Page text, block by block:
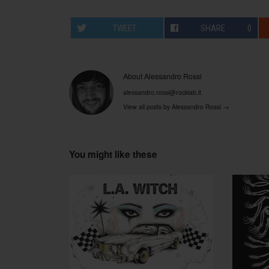
TWEET SHARE 0
About Alessandro Rossi
alessandro.rossi@rocklab.it
View all posts by Alessandro Rossi →
You might like these